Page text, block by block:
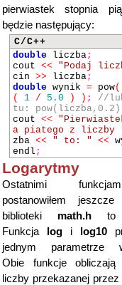
pierwiastek stopnia
będzie następujący:
C/C++
double liczba;
cout << "Podaj
cin >> liczba;
double wynik = pow(
(
1 / 5.0 ) ) ;
//
tu:
cout <<
a piatego z liczby
zba << " to: " <<
endl ;
Logarytmy
Ostatnimi
postanowiłem
biblioteki math.h to
Funkcja
log i log10
jednym parametrze
Obie funkcje
liczby przekazanej